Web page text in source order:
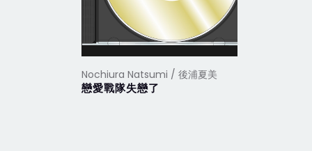
Nochiura Natsumi / 後浦夏美
戀愛戰隊失戀了